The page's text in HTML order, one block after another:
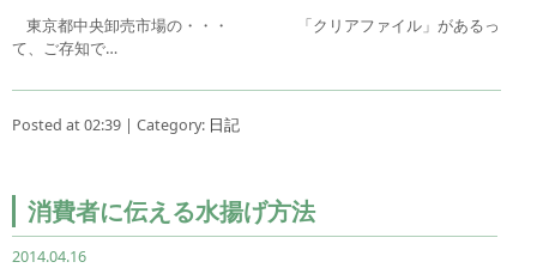
東京都中央卸売市場の・・・ 「クリアファイル」があるっ
て、ご存知で…
Posted at 02:39 | Category: 日記
消費者に伝える水揚げ方法
2014.04.16